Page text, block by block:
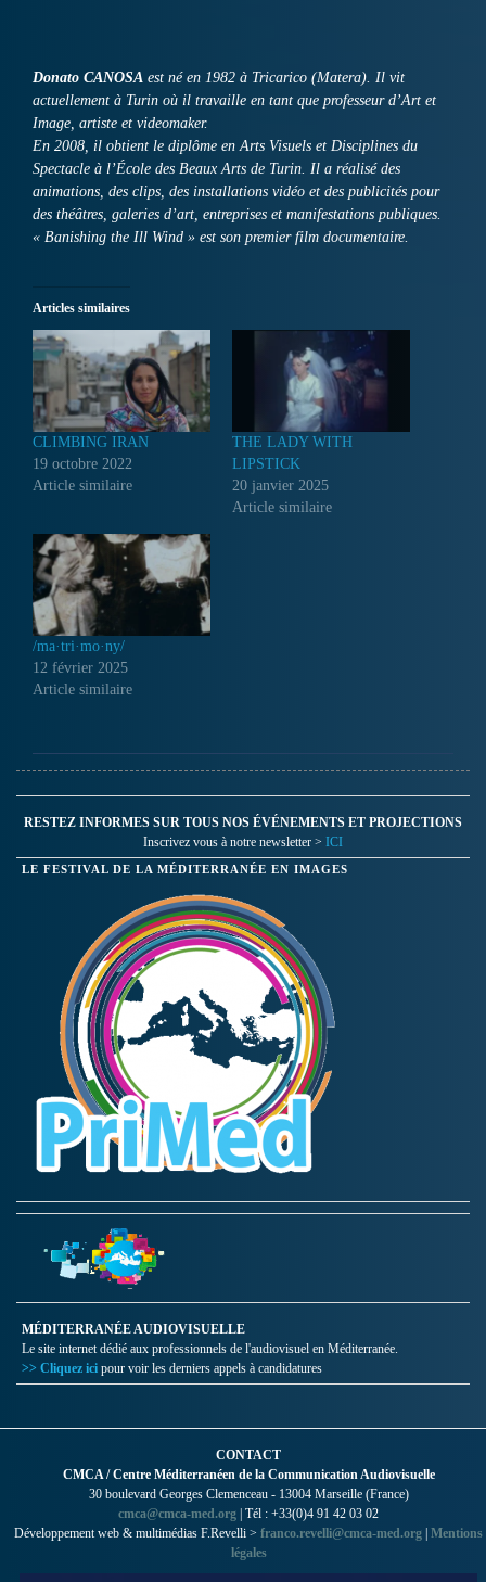
Donato CANOSA est né en 1982 à Tricarico (Matera). Il vit
actuellement à Turin où il travaille en tant que professeur d’Art et
Image, artiste et videomaker.
En 2008, il obtient le diplôme en Arts Visuels et Disciplines du
Spectacle à l’École des Beaux Arts de Turin. Il a réalisé des
animations, des clips, des installations vidéo et des publicités pour
des théâtres, galeries d’art, entreprises et manifestations publiques.
« Banishing the Ill Wind » est son premier film documentaire.
Articles similaires
CLIMBING IRAN
19 octobre 2022
Article similaire
THE LADY WITH
LIPSTICK
20 janvier 2025
Article similaire
/ma·tri·mo·ny/
12 février 2025
Article similaire
RESTEZ INFORMES SUR TOUS NOS ÉVÉNEMENTS ET PROJECTIONS
Inscrivez vous à notre newsletter > ICI
LE FESTIVAL DE LA MÉDITERRANÉE EN IMAGES
MÉDITERRANÉE AUDIOVISUELLE
Le site internet dédié aux professionnels de l'audiovisuel en Méditerranée.
>> Cliquez ici pour voir les derniers appels à candidatures
CONTACT
CMCA / Centre Méditerranéen de la Communication Audiovisuelle
30 boulevard Georges Clemenceau - 13004 Marseille (France)
cmca@cmca-med.org | Tél : +33(0)4 91 42 03 02
Développement web & multimédias F.Revelli > franco.revelli@cmca-med.org | Mentions
légales